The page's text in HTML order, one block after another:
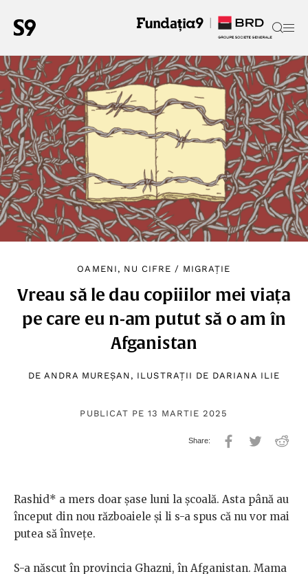
OAMENI, NU CIFRE / MIGRAȚIE
Vreau să le dau copiiilor mei viața
pe care eu n-am putut să o am în
Afganistan
DE ANDRA MUREȘAN , ILUSTRAȚII DE DARIANA ILIE
PUBLICAT PE 13 MARTIE 2025
Rashid* a mers doar șase luni la școală. Asta până au
început din nou războaiele și li s-a spus că nu vor mai
putea să învețe.
S-a născut în provincia Ghazni, în Afganistan. Mama